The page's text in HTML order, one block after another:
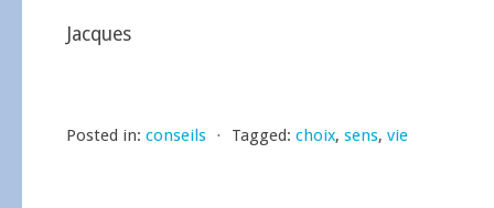
Jacques
Posted in: conseils ⋅ Tagged: choix, sens, vie